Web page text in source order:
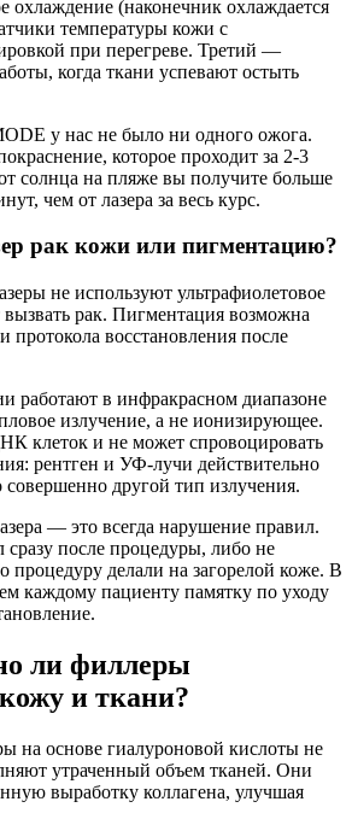
(наконечник охлаждается
температуры кожи с
при перегреве. Третий —
когда ткани успевают остыть
у нас не было ни одного ожога.
которое проходит за 2-3
солнца на пляже вы получите больше
чем от лазера за весь курс.
рак кожи или пигментацию?
не используют ультрафиолетовое
рак. Пигментация возможна
протокола восстановления после
работают в инфракрасном диапазоне
излучение, а не ионизирующее.
клеток и не может спровоцировать
рентген и УФ-лучи действительно
другой тип излучения.
— это всегда нарушение правил.
сразу после процедуры, либо не
процедуру делали на загорелой коже. В
каждому пациенту памятку по уходу
ли филлеры
и ткани?
на основе гиалуроновой кислоты не
утраченный объем тканей. Они
выработку коллагена, улучшая